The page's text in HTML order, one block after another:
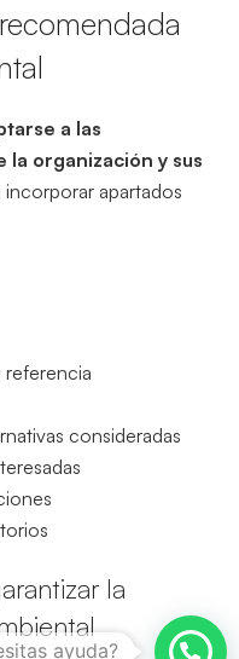
a las
organización y sus
apartados
referencia
consideradas
la